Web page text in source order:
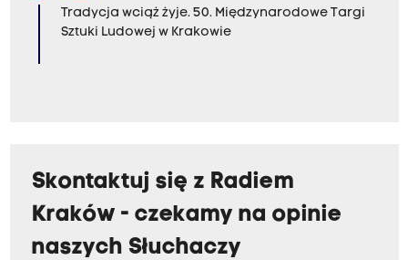
Tradycja wciąż żyje. 50. Międzynarodowe Targi
Sztuki Ludowej w Krakowie
Skontaktuj się z Radiem
Kraków - czekamy na opinie
naszych Słuchaczy